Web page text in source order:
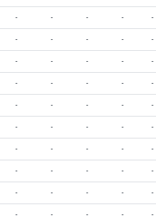
- - - - -
- - - - -
- - - - -
- - - - -
- - - - -
- - - - -
- - - - -
- - - - -
- - - - -
- - - - -